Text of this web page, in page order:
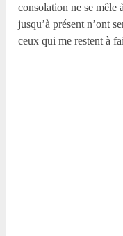
consolation ne se mêle
jusqu’à présent n’ont
ceux qui me restent à